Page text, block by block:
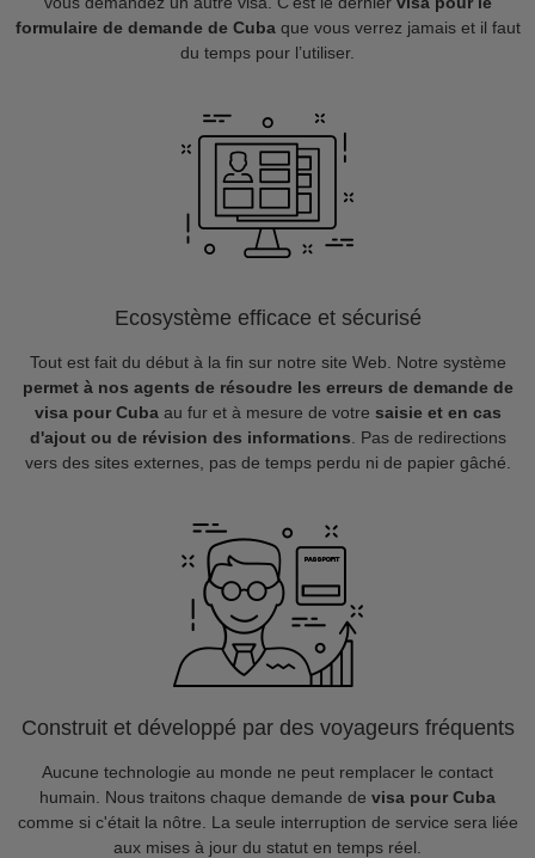
formulaire de demande de Cubaque vous verrez jamais et il faut
du temps pour l’utiliser.
Ecosystème efficace et sécurisé
Tout est fait du début à la fin sur notre site Web. Notre système
permet à nos agents de résoudre les erreurs de demande de
visa pour Cubaau fur et à mesure de votre saisie et en cas
d'ajout ou de révision des informations . Pas de redirections
vers des sites externes, pas de temps perdu ni de papier gâché.
Construit et développé par des voyageurs fréquents
Aucune technologie au monde ne peut remplacer le contact
humain. Nous traitons chaque demande de visa pour Cuba
comme si c'était la nôtre. La seule interruption de service sera liée
aux mises à jour du statut en temps réel.